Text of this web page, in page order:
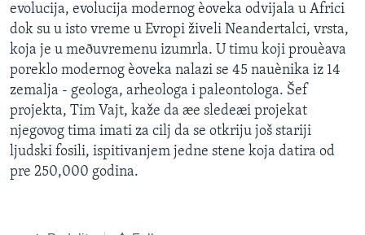
evolucija, evolucija modernog èoveka odvijala u Africi
dok su u isto vreme u Evropi živeli Neandertalci, vrsta,
koja je u meðuvremenu izumrla. U timu koji prouèava
poreklo modernog èoveka nalazi se 45 nauènika iz 14
zemalja - geologa, arheologa i paleontologa. Šef
projekta, Tim Vajt, kaže da æe sledeæi projekat
njegovog tima imati za cilj da se otkriju još stariji
ljudski fosili, ispitivanjem jedne stene koja datira od
pre 250,000 godina.